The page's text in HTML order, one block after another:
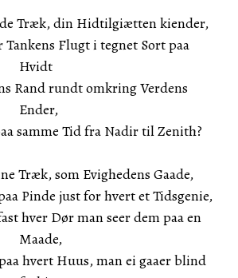
Træk, din Hidtilgiætten kiender,
Flugt i tegnet Sort paa
Hvidt
Rand rundt omkring Verdens
Ender,
samme Tid fra Nadir til Zenith?
Træk, som Evighedens Gaade,
Pinde just for hvert et Tidsgenie,
hver Dør man seer dem paa en
Maade,
hvert Huus, man ei gaaer blind